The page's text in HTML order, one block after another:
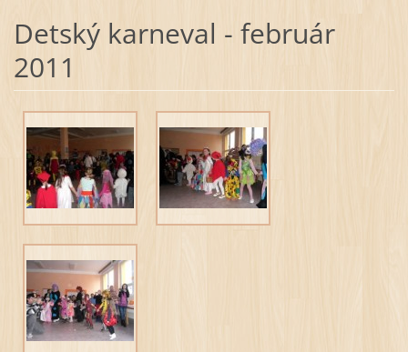
Detský karneval - február
2011